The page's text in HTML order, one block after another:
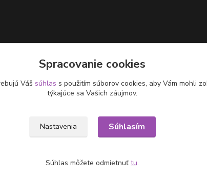
Spracovanie cookies
Váš súhlas s použitím súborov cookies, aby Vám mohli
týkajúce sa Vašich záujmov.
Nastavenia Súhlasím
Súhlas môžete odmietnuť tu.